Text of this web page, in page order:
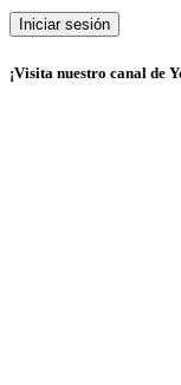
¡Visita nuestro canal de